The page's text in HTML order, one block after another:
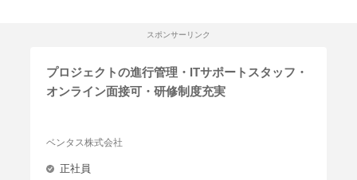
スポンサーリンク
プロジェクトの進行管理・ITサポートスタッフ・
オンライン面接可・研修制度充実
ベンタス株式会社
正社員